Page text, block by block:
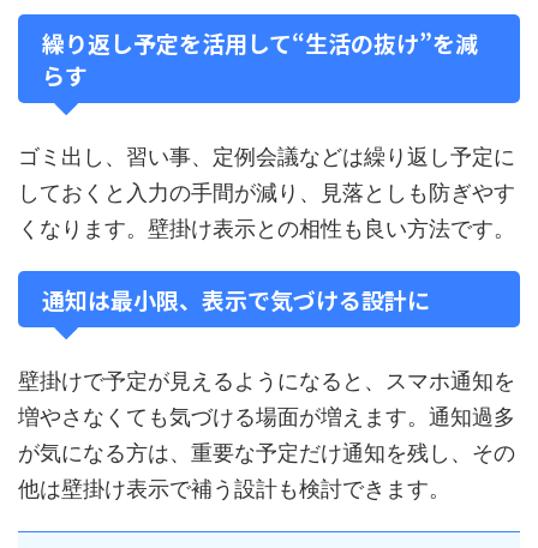
繰り返し予定を活用して“生活の抜け”を減
らす
ゴミ出し、習い事、定例会議などは繰り返し予定に
しておくと入力の手間が減り、見落としも防ぎやす
くなります。壁掛け表示との相性も良い方法です。
通知は最小限、表示で気づける設計に
壁掛けで予定が見えるようになると、スマホ通知を
増やさなくても気づける場面が増えます。通知過多
が気になる方は、重要な予定だけ通知を残し、その
他は壁掛け表示で補う設計も検討できます。